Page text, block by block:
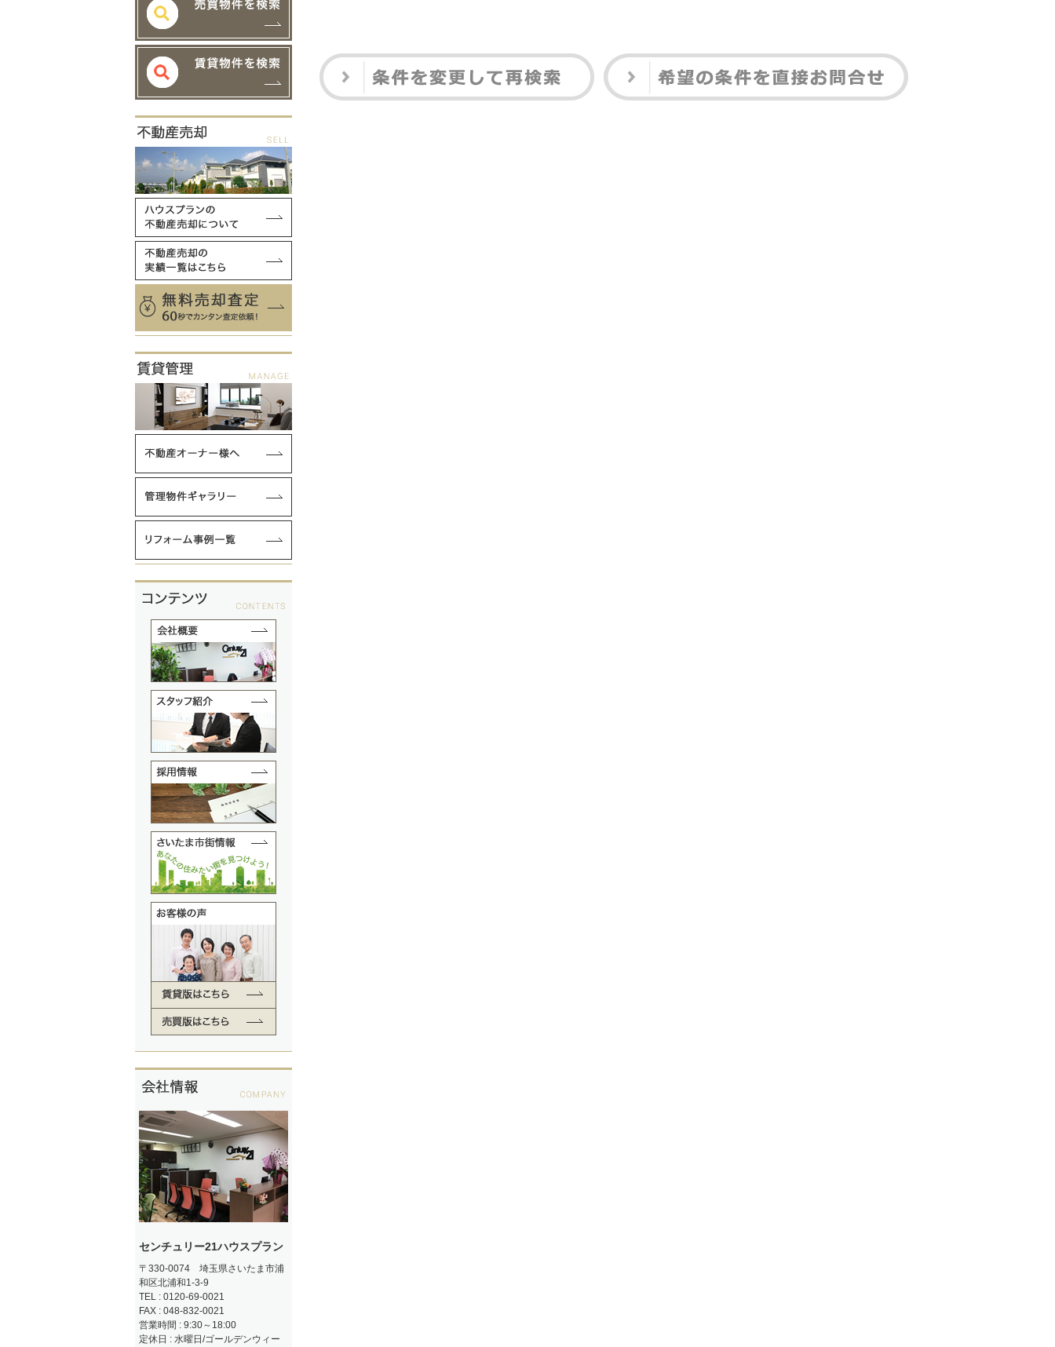
センチュリー21ハウスプラン
〒330-0074 埼玉県さいたま市浦
和区北浦和1-3-9
TEL : 0120-69-0021
FAX : 048-832-0021
営業時間 : 9:30～18:00
定休日 : 水曜日/ゴールデンウィー